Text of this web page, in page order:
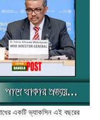
একটি ভ্যাকসিন এই বছরের